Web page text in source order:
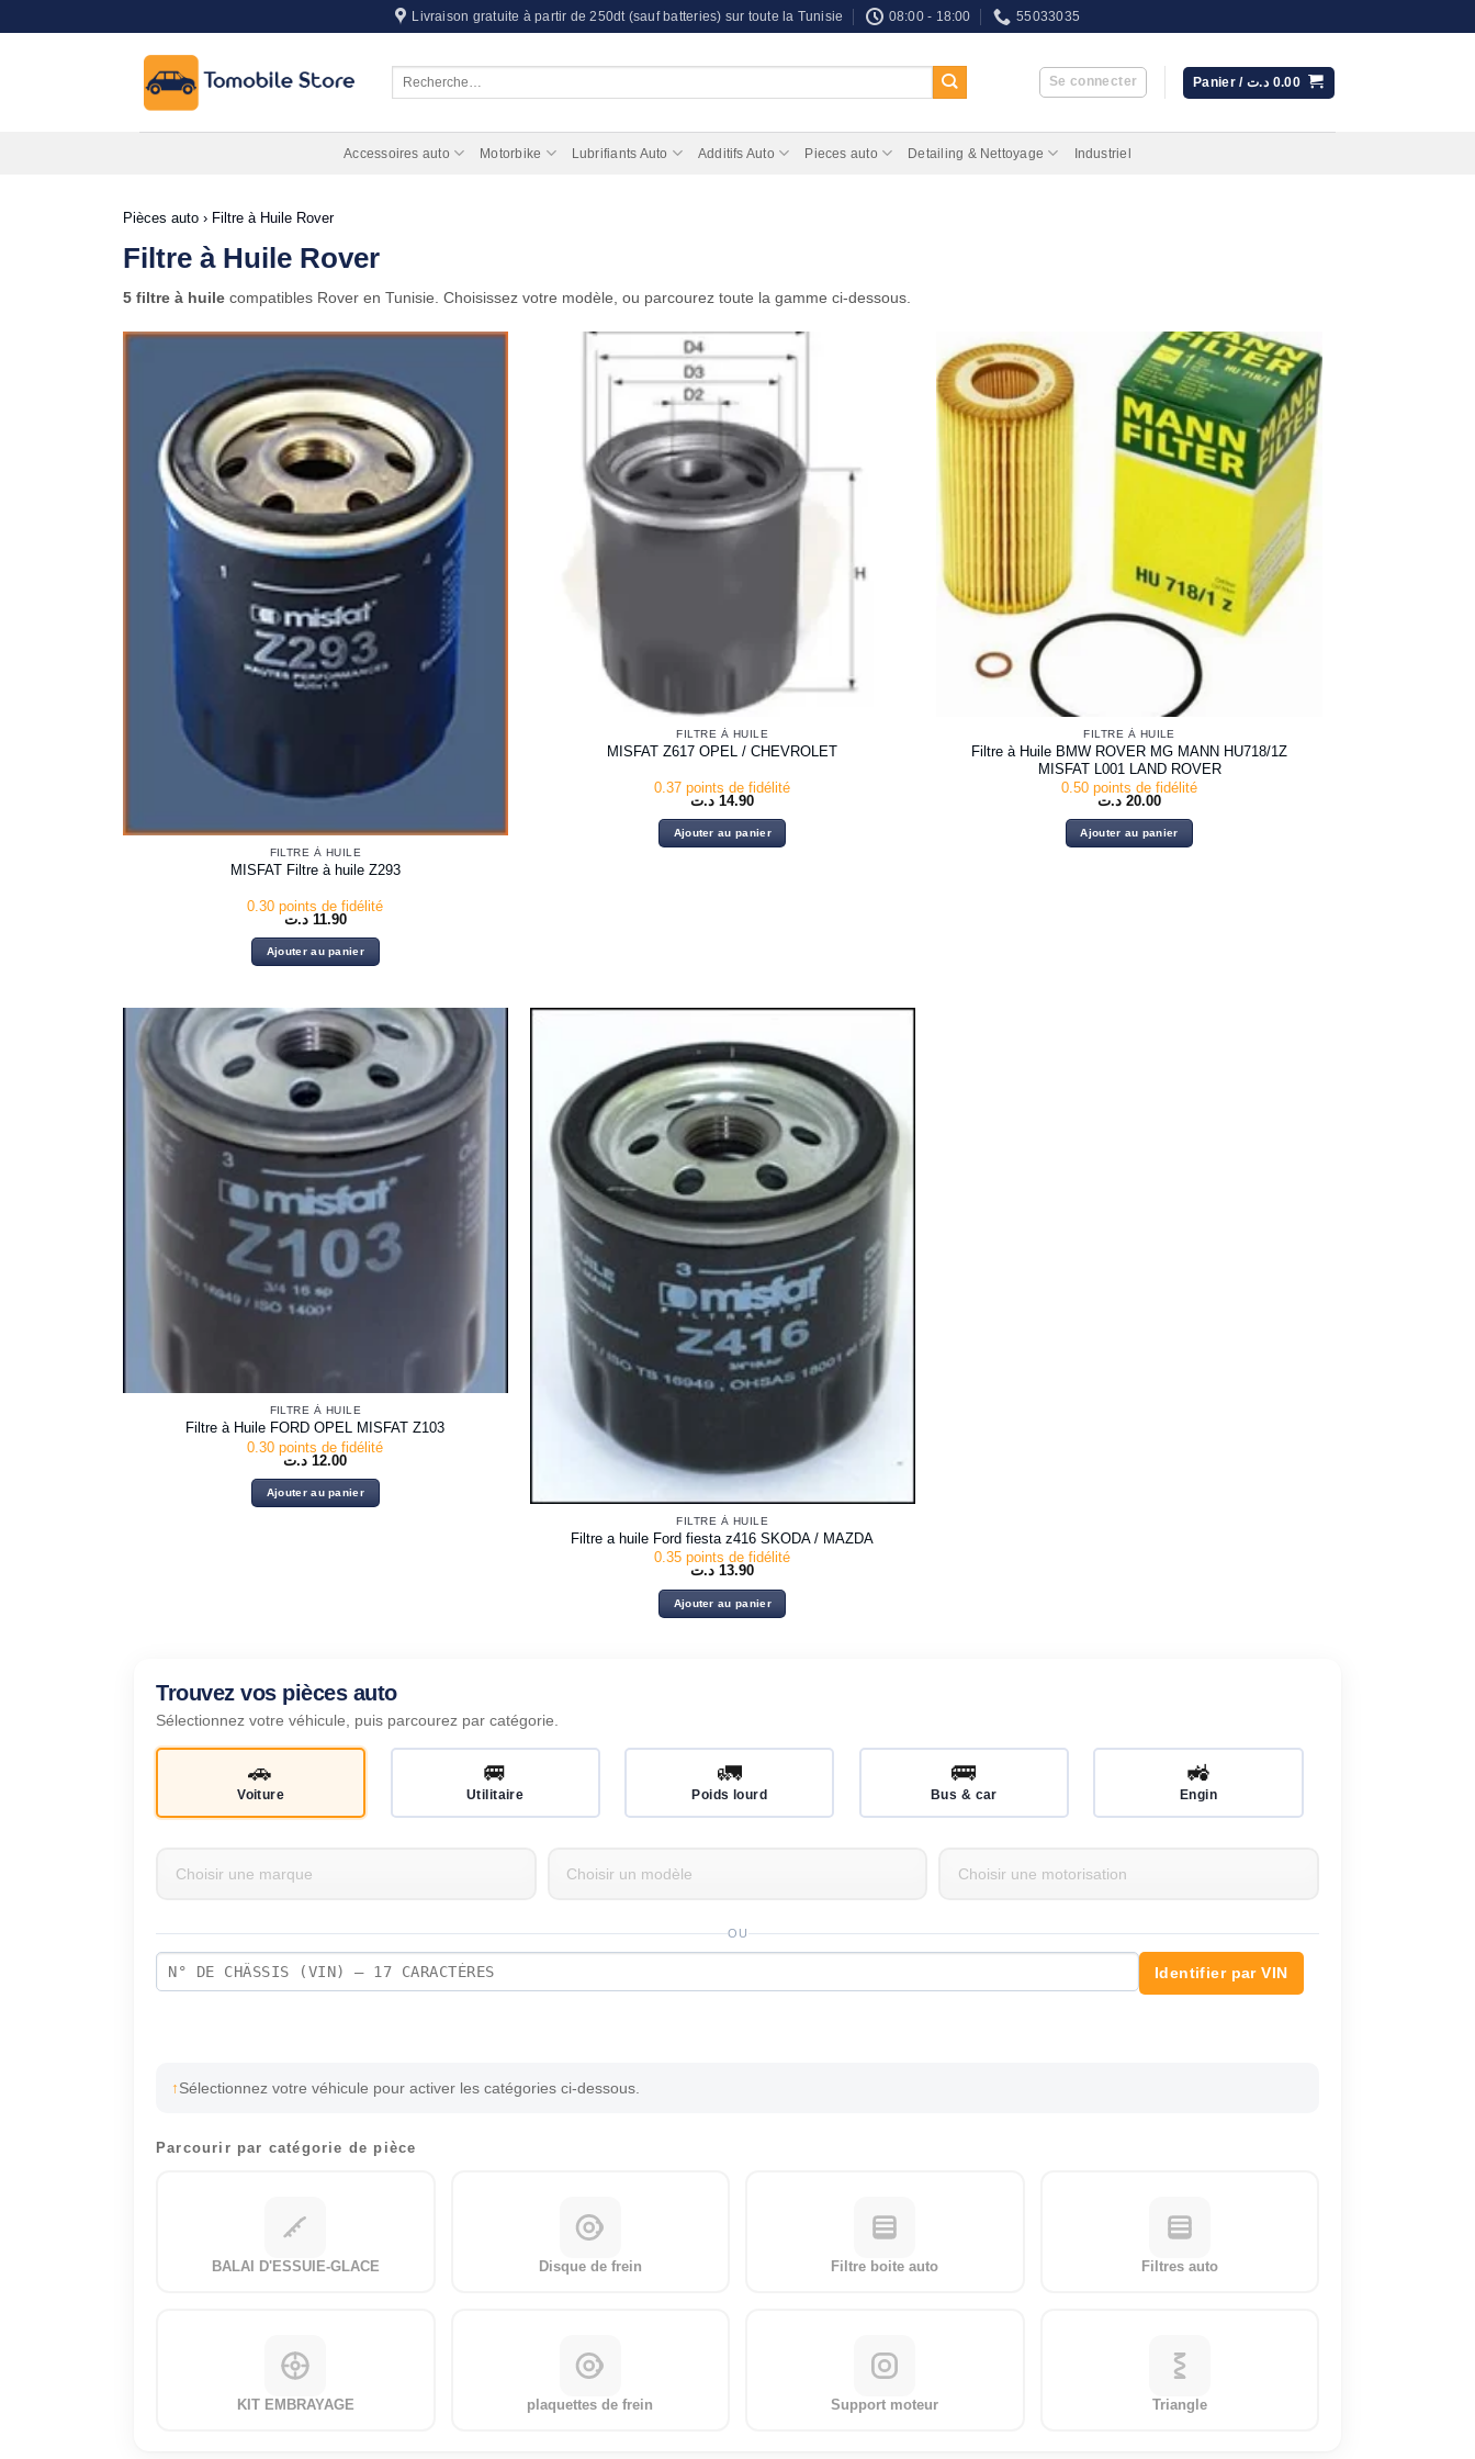
au
Livraison gratuite à partir de 250dt (sauf batteries) sur toute la Tunisie 08:00 - 18:00 55033035
Se connecter Panier / 0.00 د.ت
Accessoires auto Motorbike Lubrifiants Auto Additifs Auto Pieces auto Detailing & Nettoyage Industriel
Pièces auto › Filtre à Huile Rover
Filtre à Huile Rover
5 filtre à huile compatibles Rover en Tunisie. Choisissez votre modèle, ou parcourez toute la gamme ci-dessous.
FILTRE À HUILE
MISFAT Filtre à huile Z293
0.30 points de fidélité
11.90 د.ت
Ajouter au panier
FILTRE À HUILE
MISFAT Z617 OPEL / CHEVROLET
0.37 points de fidélité
14.90 د.ت
Ajouter au panier
FILTRE À HUILE
Filtre à Huile BMW ROVER MG MANN HU718/1Z
MISFAT L001 LAND ROVER
0.50 points de fidélité
20.00 د.ت
Ajouter au panier
FILTRE À HUILE
Filtre à Huile FORD OPEL MISFAT Z103
0.30 points de fidélité
12.00 د.ت
Ajouter au panier
FILTRE À HUILE
Filtre a huile Ford fiesta z416 SKODA / MAZDA
0.35 points de fidélité
13.90 د.ت
Ajouter au panier
Trouvez vos pièces auto
Sélectionnez votre véhicule, puis parcourez par catégorie.
🚗
Voiture
🚐
Utilitaire
🚛
Poids lourd
🚌
Bus & car
🚜
Engin
OU
Identifier par VIN
Sélectionnez votre véhicule pour activer les catégories ci-dessous.
Parcourir par catégorie de pièce
BALAI D'ESSUIE-GLACE Disque de frein Filtre boite auto Filtres auto
KIT EMBRAYAGE plaquettes de frein Support moteur Triangle